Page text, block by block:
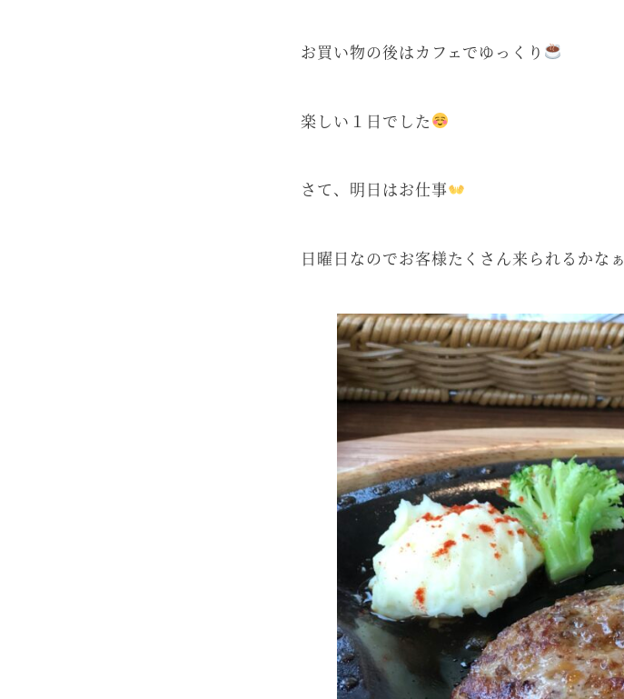
お買い物の後はカフェでゆっくり
楽しい１日でした
さて、明日はお仕事
日曜日なのでお客様たくさん来られるかなぁ